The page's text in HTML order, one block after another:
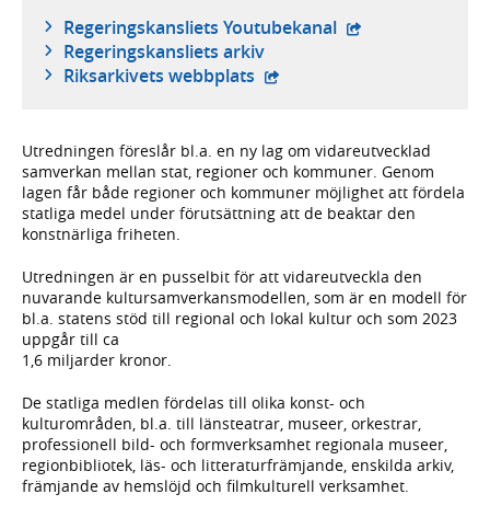
Regeringskansliets Youtubekanal - extern
Regeringskansliets arkiv
Riksarkivets webbplats - extern webbplats,
Utredningen föreslår bl.a. en ny lag om vidareutvecklad
samverkan mellan stat, regioner och kommuner. Genom
lagen får både regioner och kommuner möjlighet att fördela
statliga medel under förutsättning att de beaktar den
konstnärliga friheten.
Utredningen är en pusselbit för att vidareutveckla den
nuvarande kultursamverkansmodellen, som är en modell för
bl.a. statens stöd till regional och lokal kultur och som 2023
uppgår till ca
1,6 miljarder kronor.
De statliga medlen fördelas till olika konst- och
kulturområden, bl.a. till länsteatrar, museer, orkestrar,
professionell bild- och formverksamhet regionala museer,
regionbibliotek, läs- och litteraturfrämjande, enskilda arkiv,
främjande av hemslöjd och filmkulturell verksamhet.